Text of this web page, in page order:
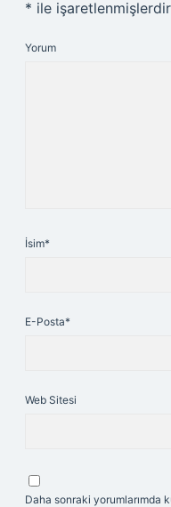
* ile işaretlenmişlerdir
Yorum
İsim*
E-Posta*
Web Sitesi
Daha sonraki yorumlarımda